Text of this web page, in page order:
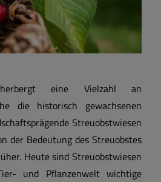
Verordnungeneine Vielzahl an
die historisch gewachsenen
Streuobstwiesen
der Bedeutung des Streuobstes
Heute sind Streuobstwiesen
und Pflanzenwelt wichtige